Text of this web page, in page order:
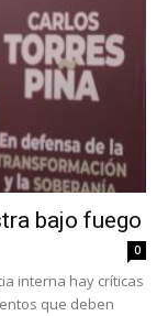
bajo fuego
0
interna hay críticas
que deben